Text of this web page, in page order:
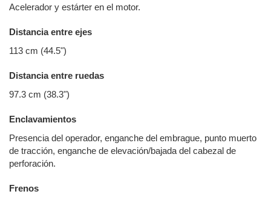
Acelerador y estárter en el motor.
Distancia entre ejes
113 cm (44.5")
Distancia entre ruedas
97.3 cm (38.3")
Enclavamientos
Presencia del operador, enganche del embrague, punto muerto
de tracción, enganche de elevación/bajada del cabezal de
perforación.
Frenos